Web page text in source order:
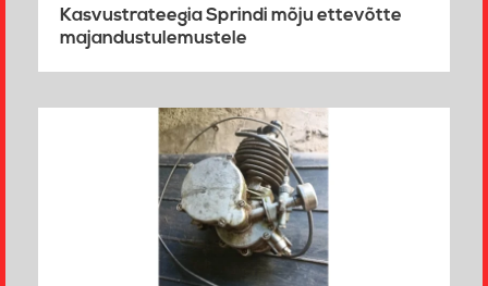
Kasvustrateegia Sprindi mõju ettevõtte
majandustulemustele